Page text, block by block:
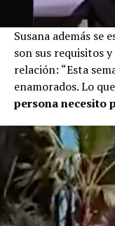
Susana además se
son sus requisitos
relación: “Esta
enamorados. Lo
persona necesito